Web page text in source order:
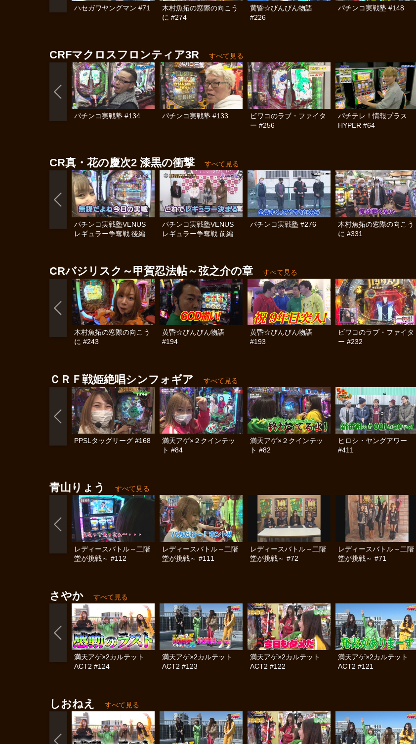
ハセガワヤングマン #71
木村魚拓の窓際の向こう
に #274
黄昏☆びんびん物語
#226
パチンコ実戦塾 #148
CRFマクロスフロンティア3R すべて見る
パチンコ実戦塾 #134 パチンコ実戦塾 #133
ビワコのラブ・ファイタ
ー #256
パチテレ！情報プラス
HYPER #64
CR真・花の慶次2 漆黒の衝撃 すべて見る
パチンコ実戦塾VENUS
レギュラー争奪戦 後編
パチンコ実戦塾VENUS
レギュラー争奪戦 前編
パチンコ実戦塾 #276
木村魚拓の窓際の向こう
に #331
CRバジリスク～甲賀忍法帖～弦之介の章 すべて見る
木村魚拓の窓際の向こう
に #243
黄昏☆びんびん物語
#194
黄昏☆びんびん物語
#193
ビワコのラブ・ファイタ
ー #232
ＣＲＦ戦姫絶唱シンフォギア すべて見る
PPSLタッグリーグ #168
満天アゲ×２クインテッ
ト #84
満天アゲ×２クインテッ
ト #82
ヒロシ・ヤングアワー
#411
青山りょう すべて見る
レディースバトル～二階
堂が挑戦～ #112
レディースバトル～二階
堂が挑戦～ #111
レディースバトル～二階
堂が挑戦～ #72
レディースバトル～二階
堂が挑戦～ #71
さやか すべて見る
満天アゲ×2カルテット
ACT2 #124
満天アゲ×2カルテット
ACT2 #123
満天アゲ×2カルテット
ACT2 #122
満天アゲ×2カルテット
ACT2 #121
しおねえ すべて見る